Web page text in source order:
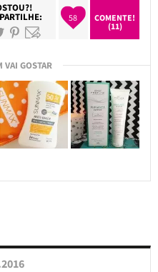
58
COMENTE!
(11)
VAI GOSTAR